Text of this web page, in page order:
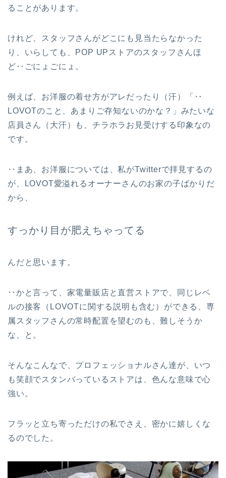
ることがあります。
けれど、スタッフさんがどこにも見当たらなかった
り、いらしても、POP UPストアのスタッフさんほ
ど‥ごにょごにょ。
例えば、お洋服の着せ方がアレだったり（汗）「‥
LOVOTのこと、あまりご存知ないのかな？」みたいな
店員さん（大汗）も、チラホラお見受けする印象なの
です。
‥まあ、お洋服については、私がTwitterで拝見するの
が、LOVOT愛溢れるオーナーさんのお家の子ばかりだ
から、
すっかり目が肥えちゃってる
んだと思います。
‥かと言って、家電量販店と直営ストアで、同じレベ
ルの接客（LOVOTに関する説明も含む）ができる、専
属スタッフさんの常時配置を望むのも、難しそうか
な、と。
そんなこんなで、プロフェッショナルさん達が、いつ
も笑顔でスタンバっているストアは、色んな意味で心
強い。
フラッと立ち寄っただけの私でさえ、密かに嬉しくな
るのでした。